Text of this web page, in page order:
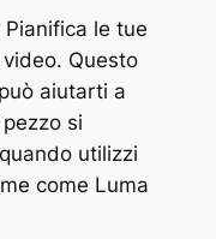
Pianifica le tue
Questo
aiutarti a
si
utilizzi
come Luma